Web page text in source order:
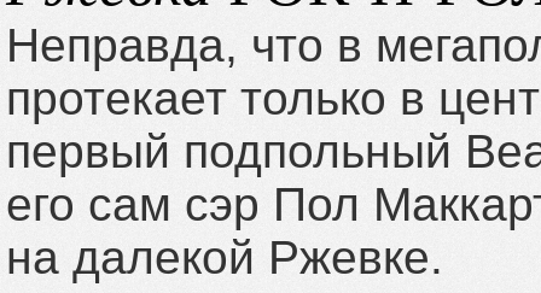
Неправда, что в
протекает только в
первый подпольный
его сам сэр Пол
на далекой Ржевке.